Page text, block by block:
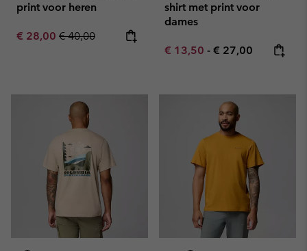
print voor heren
Sale price:
€ 28,00 Regular price:
€ 40,00
shirt met print voor
dames
Minimum sale price:
€ 13,50 - Maximum price:
€ 27,00